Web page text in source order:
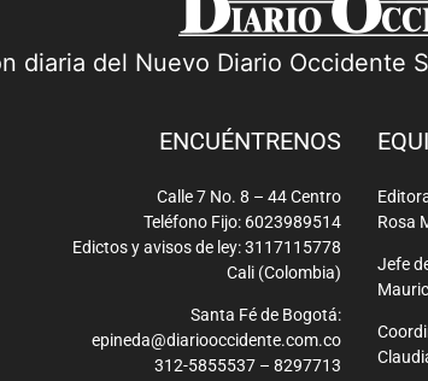
diaria del Nuevo Diario Occidente
ENCUÉNTRENOS
Calle 7 No. 8 – 44 Centro
Teléfono Fijo: 6023989514
Edictos y avisos de ley: 3117115778
Cali (Colombia)
Santa Fé de Bogotá:
epineda@diariooccidente.com.co
312-5855537 – 8297713
Rosa
Jefe